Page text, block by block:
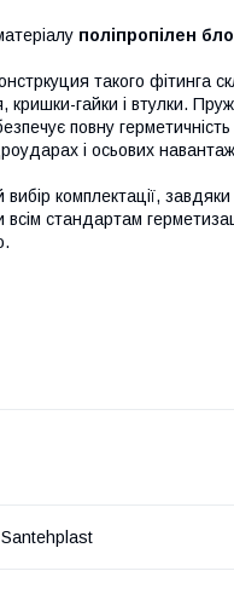
поліпропілен
такого фітинга
кришки-гайки і втулки.
повну
і осьових
комплектації,
всім стандартам
Santehplast